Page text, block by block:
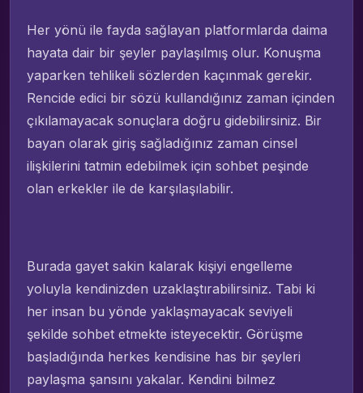
Her yönü ile fayda sağlayan platformlarda daima
hayata dair bir şeyler paylaşılmış olur. Konuşma
yaparken tehlikeli sözlerden kaçınmak gerekir.
Rencide edici bir sözü kullandığınız zaman içinden
çıkılamayacak sonuçlara doğru gidebilirsiniz. Bir
bayan olarak giriş sağladığınız zaman cinsel
ilişkilerini tatmin edebilmek için sohbet peşinde
olan erkekler ile de karşılaşılabilir.
Burada gayet sakin kalarak kişiyi engelleme
yoluyla kendinizden uzaklaştırabilirsiniz. Tabi ki
her insan bu yönde yaklaşmayacak seviyeli
şekilde sohbet etmekte isteyecektir. Görüşme
başladığında herkes kendisine has bir şeyleri
paylaşma şansını yakalar. Kendini bilmez